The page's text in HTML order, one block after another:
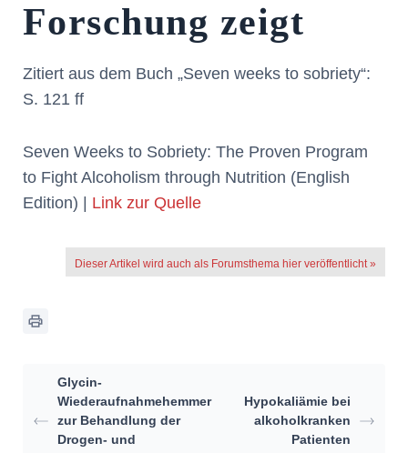
Forschung zeigt
Zitiert aus dem Buch „Seven weeks to sobriety“:
S. 121 ff
Seven Weeks to Sobriety: The Proven Program
to Fight Alcoholism through Nutrition (English
Edition) | Link zur Quelle
Dieser Artikel wird auch als Forumsthema hier veröffentlicht »
Glycin-
Wiederaufnahmehemmer
zur Behandlung der
Drogen- und
Hypokaliämie bei
alkoholkranken
Patienten